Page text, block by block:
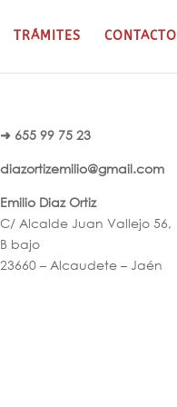
TRÁMITES CONTACTO
➜ 655 99 75 23
diazortizemilio@gmail.com
Emilio Diaz Ortiz
C/ Alcalde Juan Vallejo 56,
B bajo
23660 – Alcaudete – Jaén